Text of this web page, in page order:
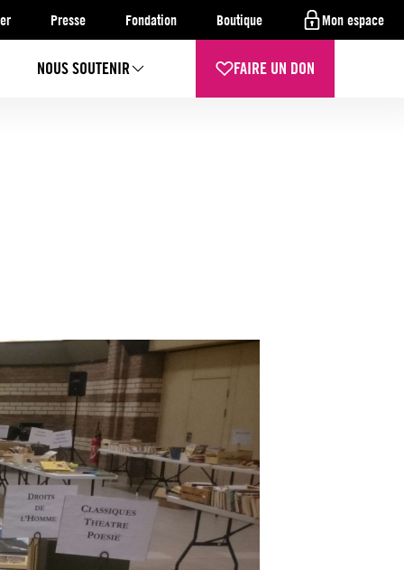
Presse Fondation Boutique Mon espace
NOUS SOUTENIR FAIRE UN DON